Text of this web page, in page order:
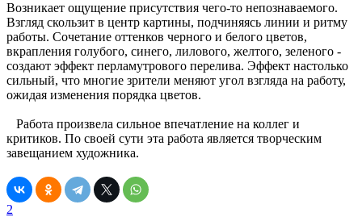
Возникает ощущение присутствия чего-то непознаваемого.
Взгляд скользит в центр картины, подчиняясь линии и ритму
работы. Сочетание оттенков черного и белого цветов,
вкрапления голубого, синего, лилового, желтого, зеленого -
создают эффект перламутрового перелива. Эффект настолько
сильный, что многие зрители меняют угол взгляда на работу,
ожидая изменения порядка цветов.
Работа произвела сильное впечатление на коллег и
критиков. По своей сути эта работа является творческим
завещанием художника.
2